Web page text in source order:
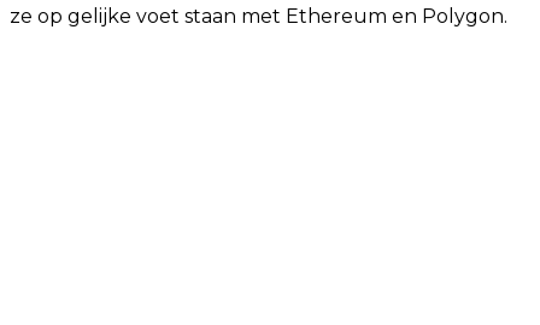
ze op gelijke voet staan met Ethereum en Polygon.